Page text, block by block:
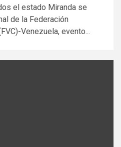
el estado Miranda se
de la Federación
Venezuela, evento...